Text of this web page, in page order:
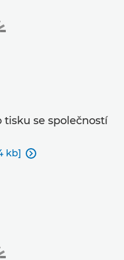
se společností
kb] 